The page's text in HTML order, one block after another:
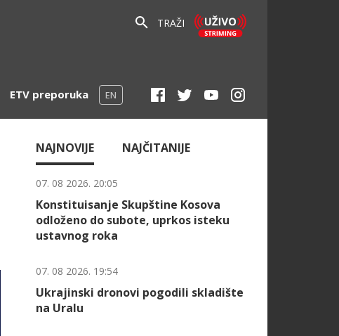
TRAŽI
ETV preporuka EN
NAJNOVIJE NAJČITANIJE
07. 08 2026. 20:05
Konstituisanje Skupštine Kosova
odloženo do subote, uprkos isteku
ustavnog roka
07. 08 2026. 19:54
Ukrajinski dronovi pogodili skladište
na Uralu